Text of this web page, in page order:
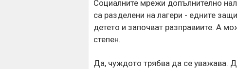
Социалните мрежи допълнително
са разделени на лагери - едните
детето и започват разправиите. А
степен.
Да, чуждото трябва да се уважава.